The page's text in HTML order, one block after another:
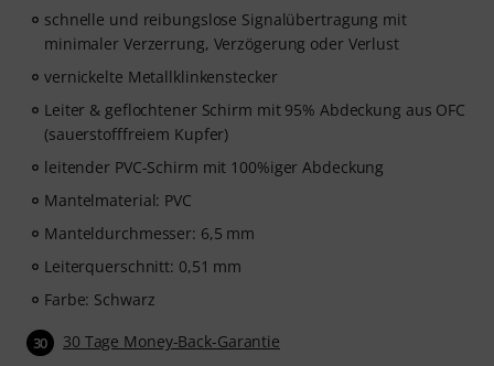
schnelle und reibungslose Signalübertragung mit
minimaler Verzerrung, Verzögerung oder Verlust
vernickelte Metallklinkenstecker
Leiter & geflochtener Schirm mit 95% Abdeckung aus OFC
(sauerstofffreiem Kupfer)
leitender PVC-Schirm mit 100%iger Abdeckung
Mantelmaterial: PVC
Manteldurchmesser: 6,5 mm
Leiterquerschnitt: 0,51 mm
Farbe: Schwarz
30 30 Tage Money-Back-Garantie